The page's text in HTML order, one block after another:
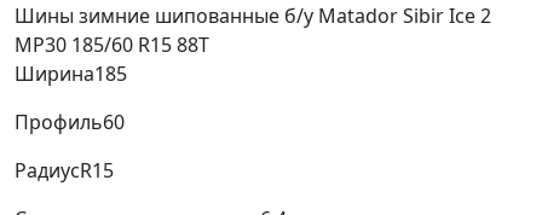
Шины зимние шипованные б/у Matador Sibir Ice 2
MP30 185/60 R15 88T
Ширина185
Профиль60
РадиусR15